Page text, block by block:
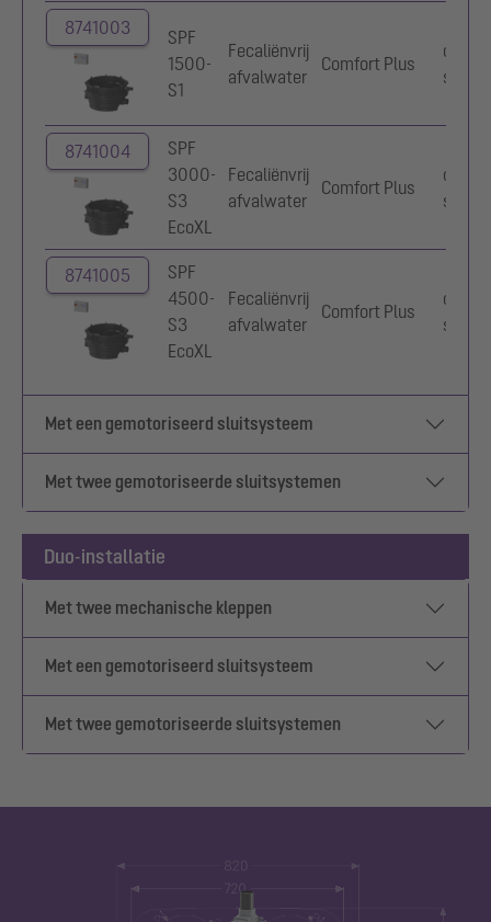
8741003
SPF
1500-
S1
Fecaliënvrij
afvalwater
Comfort Plus
sonde
8741004
SPF
3000-
S3
EcoXL
Fecaliënvrij
afvalwater
Comfort Plus
sonde
8741005
SPF
4500-
S3
EcoXL
Fecaliënvrij
afvalwater
Comfort Plus
sonde
Met een gemotoriseerd sluitsysteem
Met twee gemotoriseerde sluitsystemen
Duo-installatie
Met twee mechanische kleppen
Met een gemotoriseerd sluitsysteem
Met twee gemotoriseerde sluitsystemen